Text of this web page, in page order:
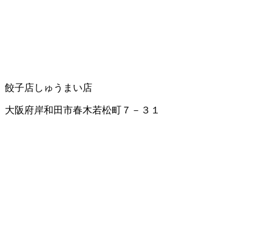
餃子店しゅうまい店
大阪府岸和田市春木若松町７－３１